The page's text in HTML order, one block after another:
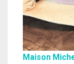
Maison